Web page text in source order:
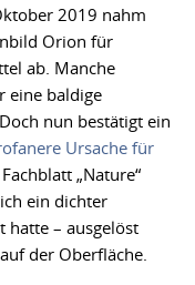
2019 nahm
Orion für
ab. Manche
eine baldige
nun bestätigt ein
Ursache für
„Nature“
ein dichter
hatte – ausgelöst
der Oberfläche.